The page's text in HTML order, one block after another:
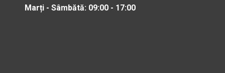
Marți - Sâmbătă: 09:00 - 17:00